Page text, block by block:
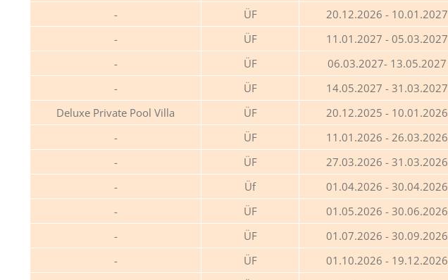
ÜF
20.12.2026 - 10.01.2027
ÜF
11.01.2027 - 05.03.2027
ÜF
06.03.2027- 13.05.2027
ÜF
14.05.2027 - 31.03.2027
Deluxe Private Pool Villa
ÜF 20.12.2025 - 10.01.2026
ÜF
11.01.2026 - 26.03.2026
ÜF
27.03.2026 - 31.03.2026
Üf
01.04.2026 - 30.04.2026
ÜF
01.05.2026 - 30.06.2026
ÜF
01.07.2026 - 30.09.2026
ÜF
01.10.2026 - 19.12.2026